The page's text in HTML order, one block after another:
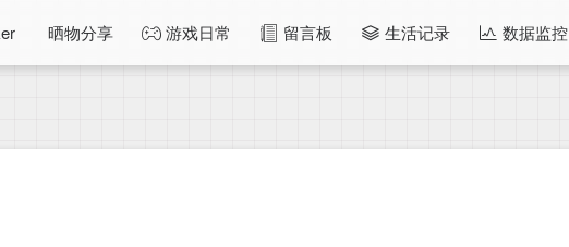
晒物分享 游戏日常 留言板 生活记录 数据监控